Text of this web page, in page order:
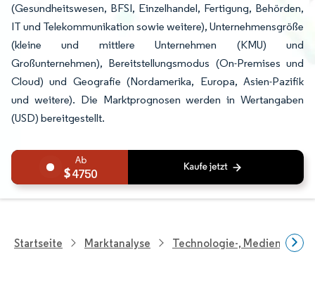
(Gesundheitswesen, BFSI, Einzelhandel, Fertigung, Behörden,
IT und Telekommunikation sowie weitere), Unternehmensgröße
(kleine und mittlere Unternehmen (KMU) und
Großunternehmen), Bereitstellungsmodus (On-Premises und
Cloud) und Geografie (Nordamerika, Europa, Asien-Pazifik
und weitere). Die Marktprognosen werden in Wertangaben
(USD) bereitgestellt.
4750
Startseite Marktanalyse Technologie-, Medien- Und